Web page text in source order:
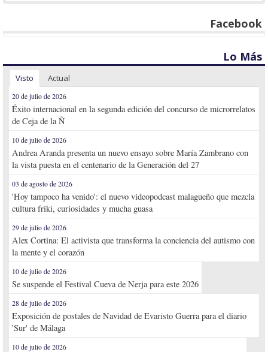
Facebook
Lo Más
Visto Actual
20 de julio de 2026
Éxito internacional en la segunda edición del concurso de microrrelatos
de Ceja de la Ñ
10 de julio de 2026
Andrea Aranda presenta un nuevo ensayo sobre María Zambrano con
la vista puesta en el centenario de la Generación del 27
03 de agosto de 2026
'Hoy tampoco ha venido': el nuevo videopodcast malagueño que mezcla
cultura friki, curiosidades y mucha guasa
29 de julio de 2026
Alex Cortina: El activista que transforma la conciencia del autismo con
la mente y el corazón
10 de julio de 2026
Se suspende el Festival Cueva de Nerja para este 2026
28 de julio de 2026
Exposición de postales de Navidad de Evaristo Guerra para el diario
'Sur' de Málaga
10 de julio de 2026